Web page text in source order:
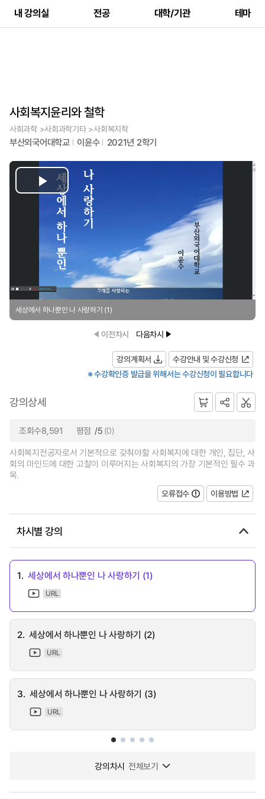
내 강의실 전공 대학/기관 테마
사회복지윤리와 철학
사회과학 >사회과학기타 >사회복지학
부산외국어대학교 이윤수 2021년 2학기
Play
Video
세상에서 하나뿐인 나 사랑하기 (1)
이전차시 다음차시
강의계획서
수강안내 및 수강신청
※ 수강확인증 발급을 위해서는 수강신청이 필요합니다
강의상세
조회수8,591 평점 /5 (0)
사회복지전공자로서 기본적으로 갖춰야할 사회복지에 대한 개인, 집단, 사
회의 마인드에 대한 고찰이 이루어지는 사회복지의 가장 기본적인 필수 과
목.
오류접수
이용방법
차시별 강의
1. 세상에서 하나뿐인 나 사랑하기 (1)
URL
2. 세상에서 하나뿐인 나 사랑하기 (2)
URL
3. 세상에서 하나뿐인 나 사랑하기 (3)
URL
강의차시 전체보기